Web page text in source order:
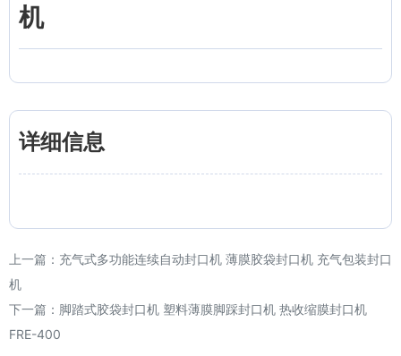
机
详细信息
上一篇： 充气式多功能连续自动封口机 薄膜胶袋封口机 充气包装封口
机
下一篇： 脚踏式胶袋封口机 塑料薄膜脚踩封口机 热收缩膜封口机
FRE-400